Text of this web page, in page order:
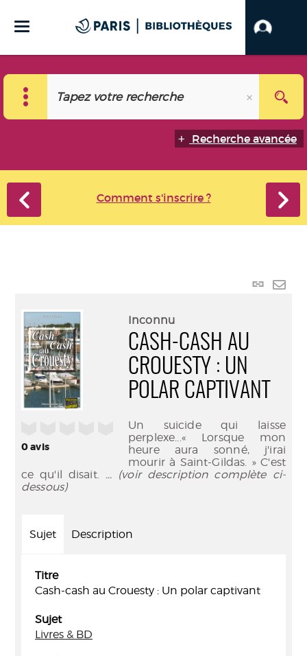
Recherche avancée
Comment s'inscrire ?
Lien
0avis
Inconnu
CASH-CASH AU
CROUESTY : UN
POLAR CAPTIVANT
Un suicide qui laisse
perplexe...« Lorsque mon
heure aura sonné, j'irai
mourir à Saint-Gildas. » C'est
ce qu'il disait. ... (voir description complète ci-
dessous)
Sujet Description
Titre
Cash-cash au Crouesty : Un polar captivant
Sujet
Livres & BD